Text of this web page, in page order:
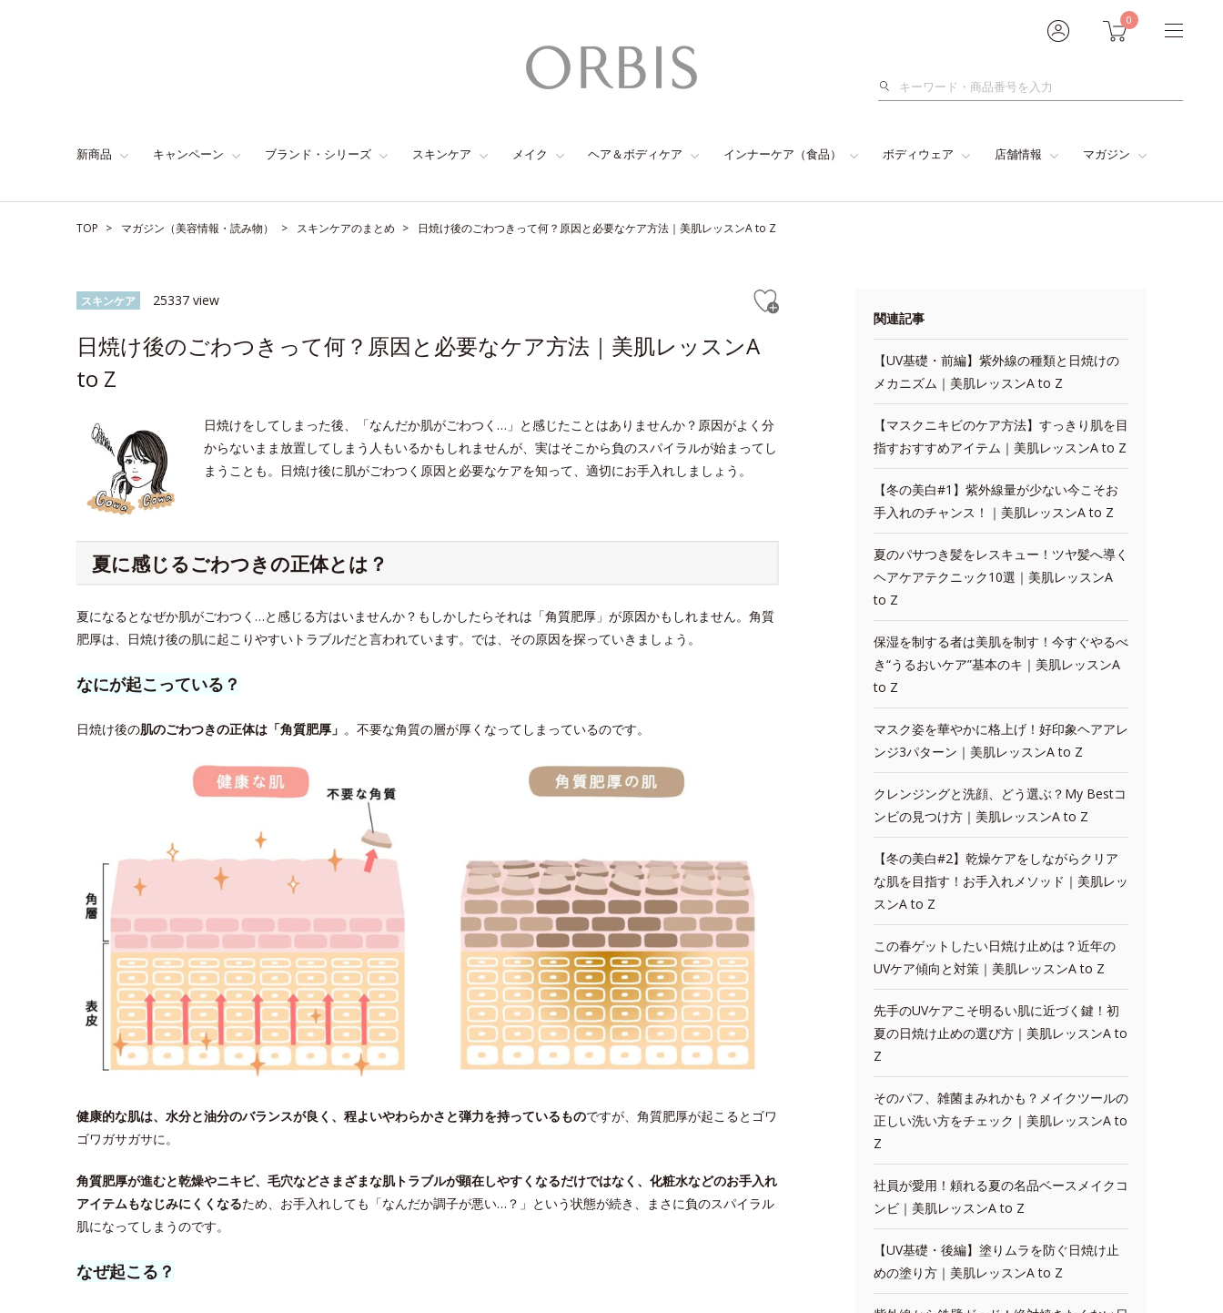
0
検
新商品 キャンペーン ブランド・シリーズ スキンケア メイク ヘア＆ボディケア インナーケア（食品） ボディウェア 店舗情報 マガジン
TOP マガジン（美容情報・読み物） スキンケアのまとめ 日焼け後のごわつきって何？原因と必要なケア方法｜美肌レッスンA to Z
スキンケア 25337 view
日焼け後のごわつきって何？原因と必要なケア方法｜美肌レッスンA
to Z
日焼けをしてしまった後、「なんだか肌がごわつく…」と感じたことはありませんか？原因がよく分
からないまま放置してしまう人もいるかもしれませんが、実はそこから負のスパイラルが始まってし
まうことも。日焼け後に肌がごわつく原因と必要なケアを知って、適切にお手入れしましょう。
夏に感じるごわつきの正体とは？
夏になるとなぜか肌がごわつく…と感じる方はいませんか？もしかしたらそれは「角質肥厚」が原因かもしれません。角質
肥厚は、日焼け後の肌に起こりやすいトラブルだと言われています。では、その原因を探っていきましょう。
なにが起こっている？
日焼け後の肌のごわつきの正体は「角質肥厚」 。不要な角質の層が厚くなってしまっているのです。
健康的な肌は、水分と油分のバランスが良く、程よいやわらかさと弾力を持っているものですが、角質肥厚が起こるとゴワ
ゴワガサガサに。
角質肥厚が進むと乾燥やニキビ、毛穴などさまざまな肌トラブルが顕在しやすくなるだけではなく、化粧水などのお手入れ
アイテムもなじみにくくなるため、お手入れしても「なんだか調子が悪い…？」という状態が続き、まさに負のスパイラル
肌になってしまうのです。
なぜ起こる？
関連記事
【UV基礎・前編】紫外線の種類と日焼けの
メカニズム｜美肌レッスンA to Z
【マスクニキビのケア方法】すっきり肌を目
指すおすすめアイテム｜美肌レッスンA to Z
【冬の美白#1】紫外線量が少ない今こそお
手入れのチャンス！｜美肌レッスンA to Z
夏のパサつき髪をレスキュー！ツヤ髪へ導く
ヘアケアテクニック10選｜美肌レッスンA
to Z
保湿を制する者は美肌を制す！今すぐやるべ
き“うるおいケア”基本のキ｜美肌レッスンA
to Z
マスク姿を華やかに格上げ！好印象ヘアアレ
ンジ3パターン｜美肌レッスンA to Z
クレンジングと洗顔、どう選ぶ？My Bestコ
ンビの見つけ方｜美肌レッスンA to Z
【冬の美白#2】乾燥ケアをしながらクリア
な肌を目指す！お手入れメソッド｜美肌レッ
スンA to Z
この春ゲットしたい日焼け止めは？近年の
UVケア傾向と対策｜美肌レッスンA to Z
先手のUVケアこそ明るい肌に近づく鍵！初
夏の日焼け止めの選び方｜美肌レッスンA to
Z
そのパフ、雑菌まみれかも？メイクツールの
正しい洗い方をチェック｜美肌レッスンA to
Z
社員が愛用！頼れる夏の名品ベースメイクコ
ンビ｜美肌レッスンA to Z
【UV基礎・後編】塗りムラを防ぐ日焼け止
めの塗り方｜美肌レッスンA to Z